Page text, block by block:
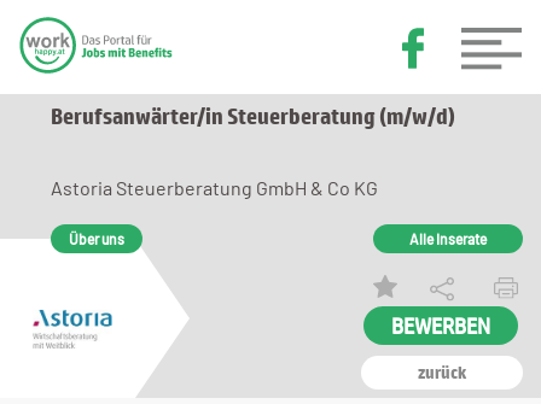
Berufsanwärter/in Steuerberatung (m/w/d)
zurück
Astoria Steuerberatung GmbH & Co KG
Über uns Alle Inserate